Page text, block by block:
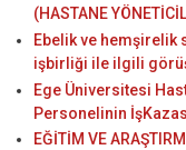
(HASTANE
Ebelik ve hemşirelik
işbirliği ile ilgili
Ege Üniversitesi
Personelinin
EĞİTİM VE